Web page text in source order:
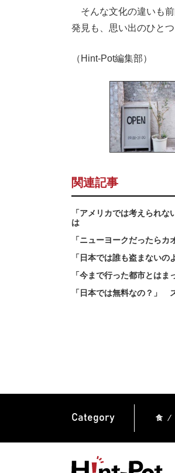
そんな文化の違いも前
発見も、思い出のひと
（Hint-Pot編集部）
関連記事
「アメリカでは考えられ
は
「ニューヨークだったら
「日本では誰も盗まない
「今まで行った都市とは
「日本では無料なの？」
Category 食